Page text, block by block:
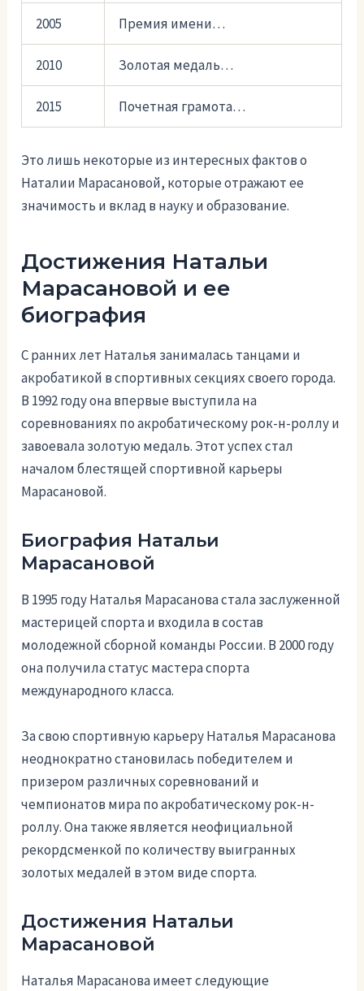
2005 Премия имени…
2010 Золотая медаль…
2015 Почетная грамота…
Это лишь некоторые из интересных фактов о
Наталии Марасановой, которые отражают ее
значимость и вклад в науку и образование.
Достижения Натальи
Марасановой и ее
биография
С ранних лет Наталья занималась танцами и
акробатикой в спортивных секциях своего города.
В 1992 году она впервые выступила на
соревнованиях по акробатическому рок-н-роллу и
завоевала золотую медаль. Этот успех стал
началом блестящей спортивной карьеры
Марасановой.
Биография Натальи
Марасановой
В 1995 году Наталья Марасанова стала заслуженной
мастерицей спорта и входила в состав
молодежной сборной команды России. В 2000 году
она получила статус мастера спорта
международного класса.
За свою спортивную карьеру Наталья Марасанова
неоднократно становилась победителем и
призером различных соревнований и
чемпионатов мира по акробатическому рок-н-
роллу. Она также является неофициальной
рекордсменкой по количеству выигранных
золотых медалей в этом виде спорта.
Достижения Натальи
Марасановой
Наталья Марасанова имеет следующие